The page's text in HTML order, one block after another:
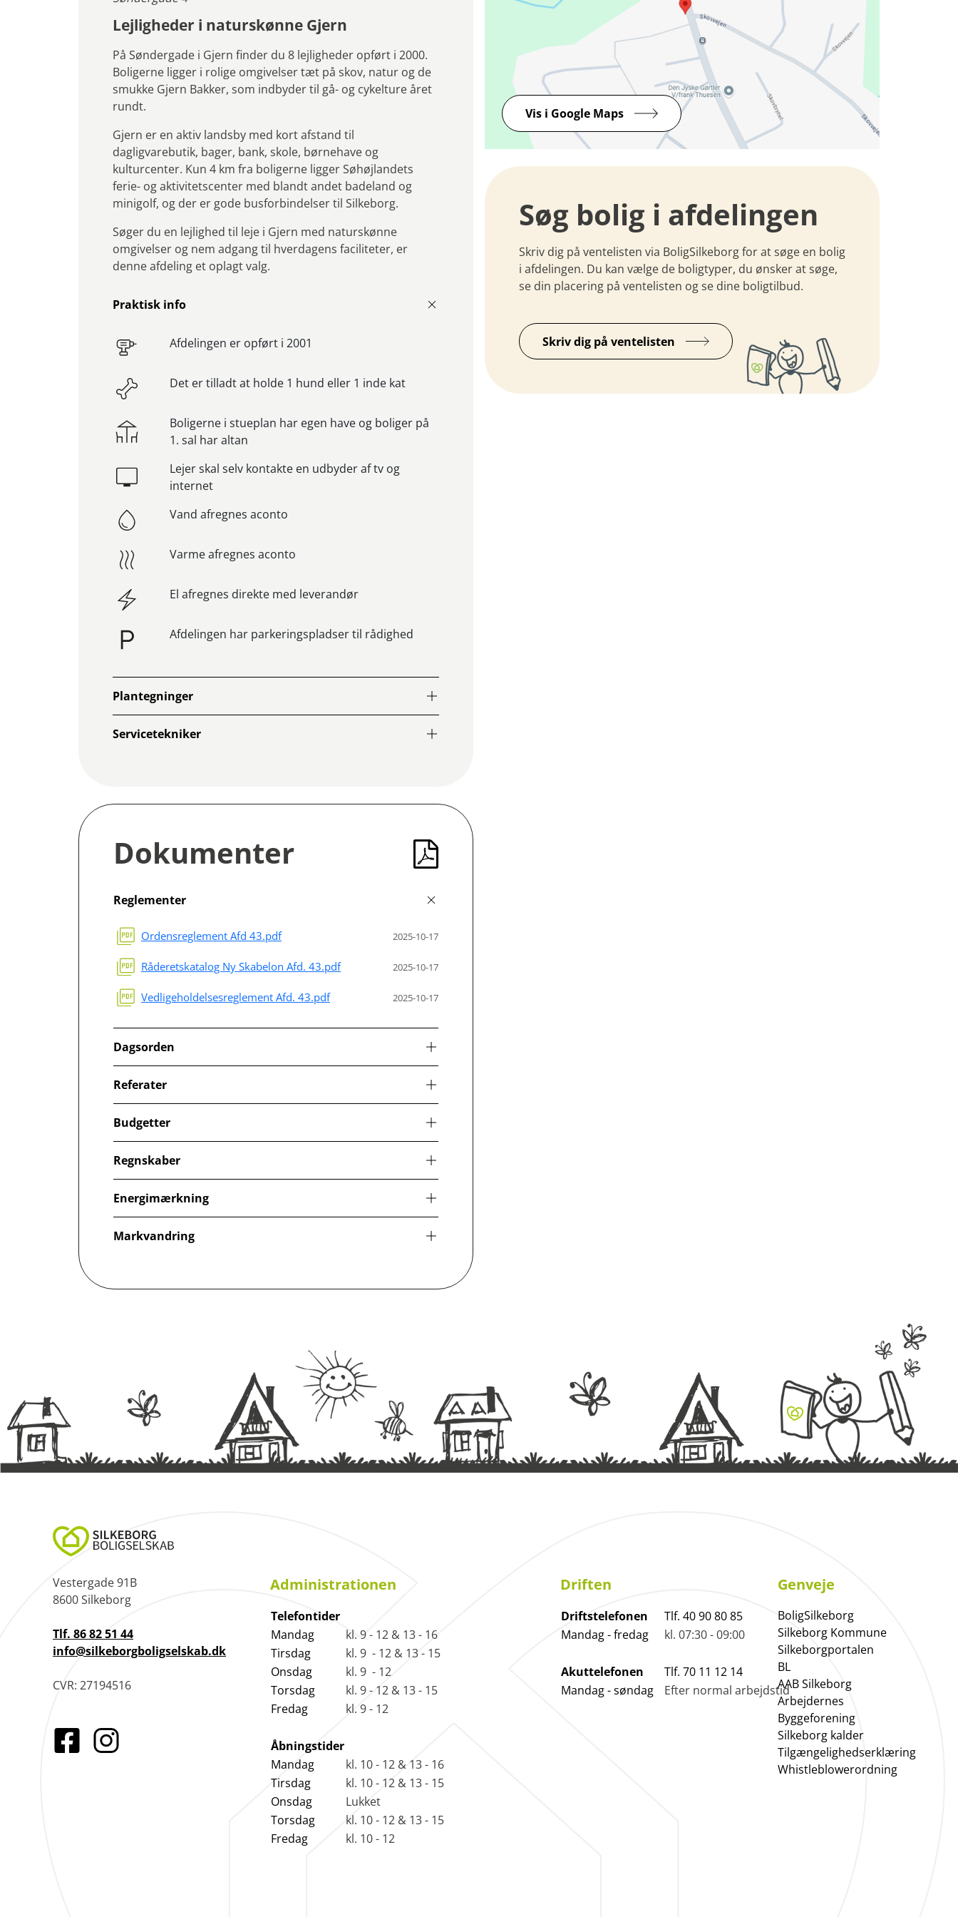
Lejligheder i naturskønne Gjern
På Søndergade i Gjern finder du 8 lejligheder opført i 2000.
Boligerne ligger i rolige omgivelser tæt på skov, natur og de
smukke Gjern Bakker, som indbyder til gå- og cykelture året
rundt.
Gjern er en aktiv landsby med kort afstand til
dagligvarebutik, bager, bank, skole, børnehave og
kulturcenter. Kun 4 km fra boligerne ligger Søhøjlandets
ferie- og aktivitetscenter med blandt andet badeland og
minigolf, og der er gode busforbindelser til Silkeborg.
Søger du en lejlighed til leje i Gjern med naturskønne
omgivelser og nem adgang til hverdagens faciliteter, er
denne afdeling et oplagt valg.
Praktisk info
Afdelingen er opført i 2001
Det er tilladt at holde 1 hund eller 1 inde kat
Boligerne i stueplan har egen have og boliger på
1. sal har altan
Lejer skal selv kontakte en udbyder af tv og
internet
Vand afregnes aconto
Varme afregnes aconto
El afregnes direkte med leverandør
Afdelingen har parkeringspladser til rådighed
Plantegninger
Servicetekniker
Vis i Google Maps
Søg bolig i afdelingen
Skriv dig på ventelisten via BoligSilkeborg for at søge en bolig
i afdelingen. Du kan vælge de boligtyper, du ønsker at søge,
se din placering på ventelisten og se dine boligtilbud.
Skriv dig på ventelisten
Dokumenter
Reglementer
Ordensreglement Afd 43.pdf 2025-10-17
Råderetskatalog Ny Skabelon Afd. 43.pdf 2025-10-17
Vedligeholdelsesreglement Afd. 43.pdf 2025-10-17
Dagsorden
Referater
Budgetter
Regnskaber
Energimærkning
Markvandring
Vestergade 91B
8600 Silkeborg
Tlf. 86 82 51 44
info@silkeborgboligselskab.dk
CVR: 27194516
Administrationen
Telefontider
Mandag
kl. 9 - 12 & 13 - 16
Tirsdag
kl. 9 - 12 & 13 - 15
Onsdag
kl. 9 - 12
Torsdag
kl. 9 - 12 & 13 - 15
Fredag
kl. 9 - 12
Åbningstider
Mandag
kl. 10 - 12 & 13 - 16
Tirsdag
kl. 10 - 12 & 13 - 15
Onsdag
Lukket
Torsdag
kl. 10 - 12 & 13 - 15
Fredag
kl. 10 - 12
Driften
Driftstelefonen
Tlf. 40 90 80 85
Mandag - fredag
kl. 07:30 - 09:00
Akuttelefonen
Tlf. 70 11 12 14
Mandag - søndag
Efter normal arbejdstid
Genveje
BoligSilkeborg
Silkeborg Kommune
Silkeborgportalen
BL
AAB Silkeborg
Arbejdernes
Byggeforening
Silkeborg kalder
Tilgængelighedserklæring
Whistleblowerordning